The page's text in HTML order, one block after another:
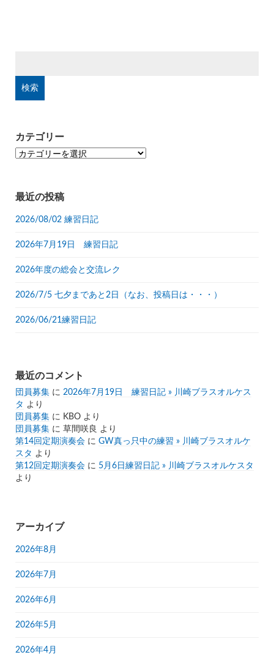
カテゴリー
カ
リ
ー
最近の投稿
2026/08/02 練習日記
2026年7月19日 練習日記
2026年度の総会と交流レク
2026/7/5 七夕まであと2日（なお、投稿日は・・・）
2026/06/21練習日記
最近のコメント
団員募集 に 2026年7月19日 練習日記 » 川崎ブラスオルケス
タ より
団員募集 に KBO より
団員募集 に 草間咲良 より
第14回定期演奏会 に GW真っ只中の練習 » 川崎ブラスオルケ
スタ より
第12回定期演奏会 に 5月6日練習日記 » 川崎ブラスオルケスタ
より
アーカイブ
2026年8月
2026年7月
2026年6月
2026年5月
2026年4月